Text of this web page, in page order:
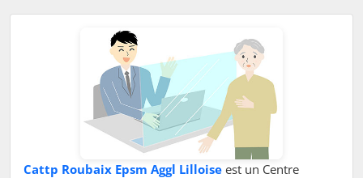
Cattp Roubaix Epsm Aggl Lilloise est un Centre